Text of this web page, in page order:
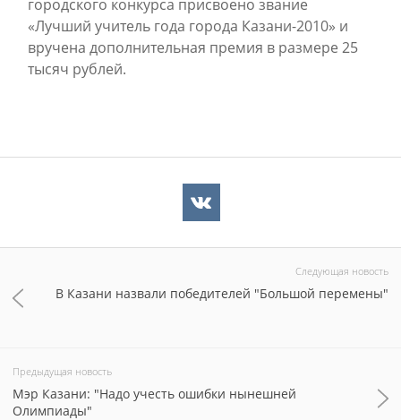
городского конкурса присвоено звание
«Лучший учитель года города Казани-2010» и
вручена дополнительная премия в размере 25
тысяч рублей.
Следующая новость
В Казани назвали победителей "Большой перемены"
Предыдущая новость
Мэр Казани: "Надо учесть ошибки нынешней
Олимпиады"